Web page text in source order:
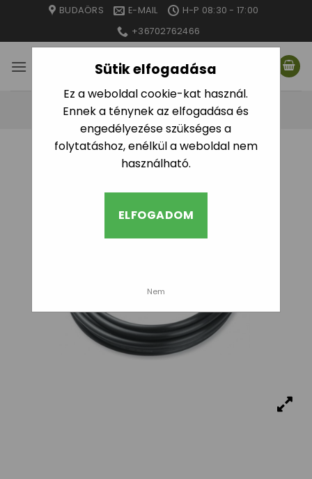
Sütik elfogadása
Ez a weboldal cookie-kat használ.
Ennek a ténynek az elfogadása és
engedélyezése szükséges a
folytatáshoz, enélkül a weboldal nem
használható.
ELFOGADOM
Nem
content
BUDAÖRS E-MAIL
H-P 08:30 - 17:00
+36702762466